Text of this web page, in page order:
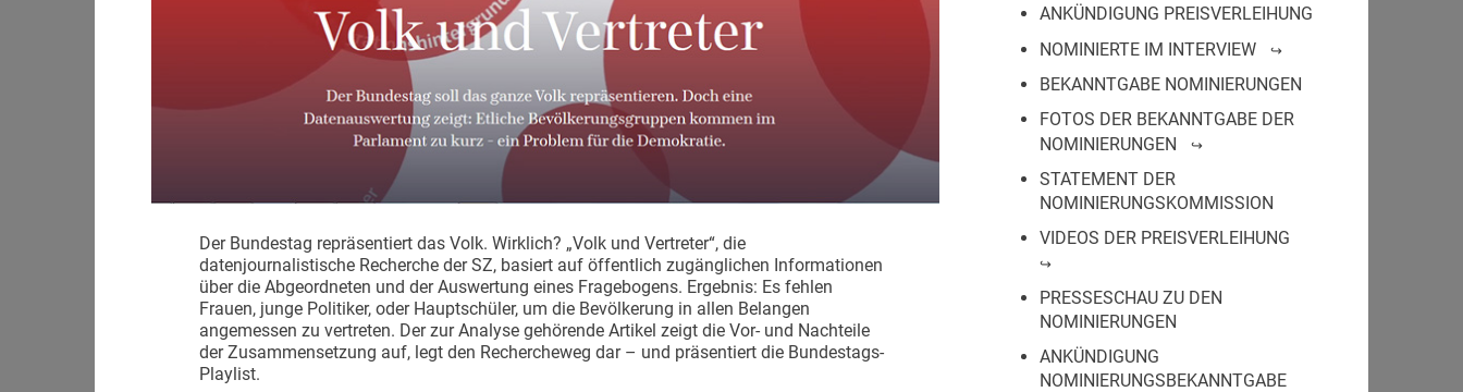
Der Bundestag repräsentiert das Volk. Wirklich? „Volk und Vertreter“, die
datenjournalistische Recherche der SZ, basiert auf öffentlich zugänglichen Informationen
über die Abgeordneten und der Auswertung eines Fragebogens. Ergebnis: Es fehlen
Frauen, junge Politiker, oder Hauptschüler, um die Bevölkerung in allen Belangen
angemessen zu vertreten. Der zur Analyse gehörende Artikel zeigt die Vor- und Nachteile
der Zusammensetzung auf, legt den Rechercheweg dar – und präsentiert die Bundestags-
Playlist.
ANKÜNDIGUNG PREISVERLEIHUNG
NOMINIERTE IM INTERVIEW
BEKANNTGABE NOMINIERUNGEN
FOTOS DER BEKANNTGABE DER
NOMINIERUNGEN
STATEMENT DER
NOMINIERUNGSKOMMISSION
VIDEOS DER PREISVERLEIHUNG
PRESSESCHAU ZU DEN
NOMINIERUNGEN
ANKÜNDIGUNG
NOMINIERUNGSBEKANNTGABE